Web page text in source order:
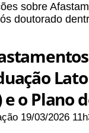
sobre
doutorado
o Plano
19/03/2026